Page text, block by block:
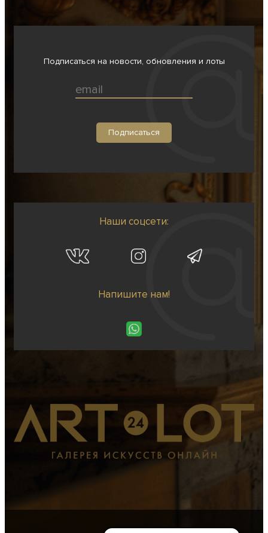
Подписаться на новости, обновления и лоты
Наши соцсети:
Напишите нам!